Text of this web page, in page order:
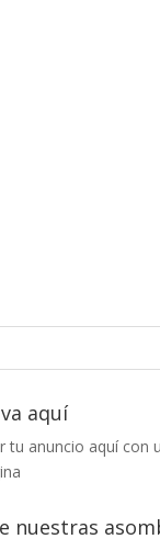
aquí
tu anuncio aquí con
nuestras